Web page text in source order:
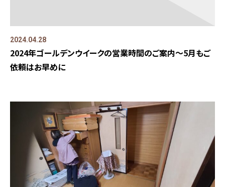
2024.04.28
2024年ゴールデンウイークの営業時間のご案内～5月もご
依頼はお早めに